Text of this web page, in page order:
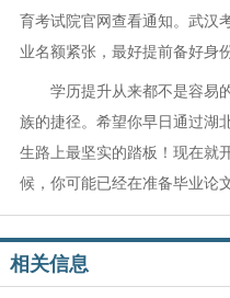
育考试院官网查看通知。武汉
业名额紧张，最好提前备好身
学历提升从来都不是容易
族的捷径。希望你早日通过湖
生路上最坚实的踏板！现在就
候，你可能已经在准备毕业论
相关信息